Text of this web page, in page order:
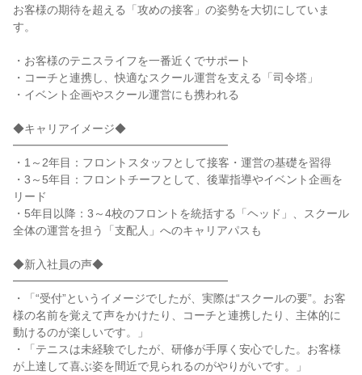
お客様の期待を超える「攻めの接客」の姿勢を大切にしていま
す。
・お客様のテニスライフを一番近くでサポート
・コーチと連携し、快適なスクール運営を支える「司令塔」
・イベント企画やスクール運営にも携われる
◆キャリアイメージ◆
━━━━━━━━━━━━━━━━━━━
・1～2年目：フロントスタッフとして接客・運営の基礎を習得
・3～5年目：フロントチーフとして、後輩指導やイベント企画を
リード
・5年目以降：3～4校のフロントを統括する「ヘッド」、スクール
全体の運営を担う「支配人」へのキャリアパスも
◆新入社員の声◆
━━━━━━━━━━━━━━━━━━━
・「“受付”というイメージでしたが、実際は“スクールの要”。お客
様の名前を覚えて声をかけたり、コーチと連携したり、主体的に
動けるのが楽しいです。」
・「テニスは未経験でしたが、研修が手厚く安心でした。お客様
が上達して喜ぶ姿を間近で見られるのがやりがいです。」